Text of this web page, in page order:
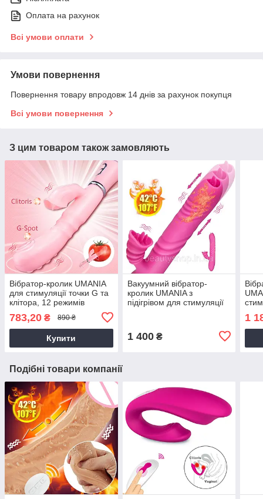
Оплата на рахунок
Всі умови оплати
Умови повернення
Повернення товару впродовж 14 днів за рахунок покупця
Всі умови повернення
З цим товаром також замовляють
Вібратор-кролик UMANIA
для стимуляції точки G та
клітора, 12 режимів
783,20 ₴ 890 ₴
Купити
Вакуумний вібратор-
кролик UMANIA з
підігрівом для стимуляції
1 400₴
1
Подібні товари компанії